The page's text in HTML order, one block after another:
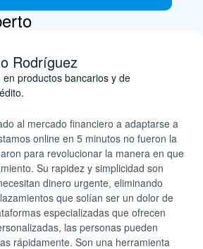
Rodríguez
en productos bancarios y de
al mercado financiero a adaptarse a
online en 5 minutos no fueron la
para revolucionar la manera en que
Su rapidez y simplicidad son
dinero urgente, eliminando
que solían ser un dolor de
especializadas que ofrecen
las personas pueden
rápidamente. Son una herramienta